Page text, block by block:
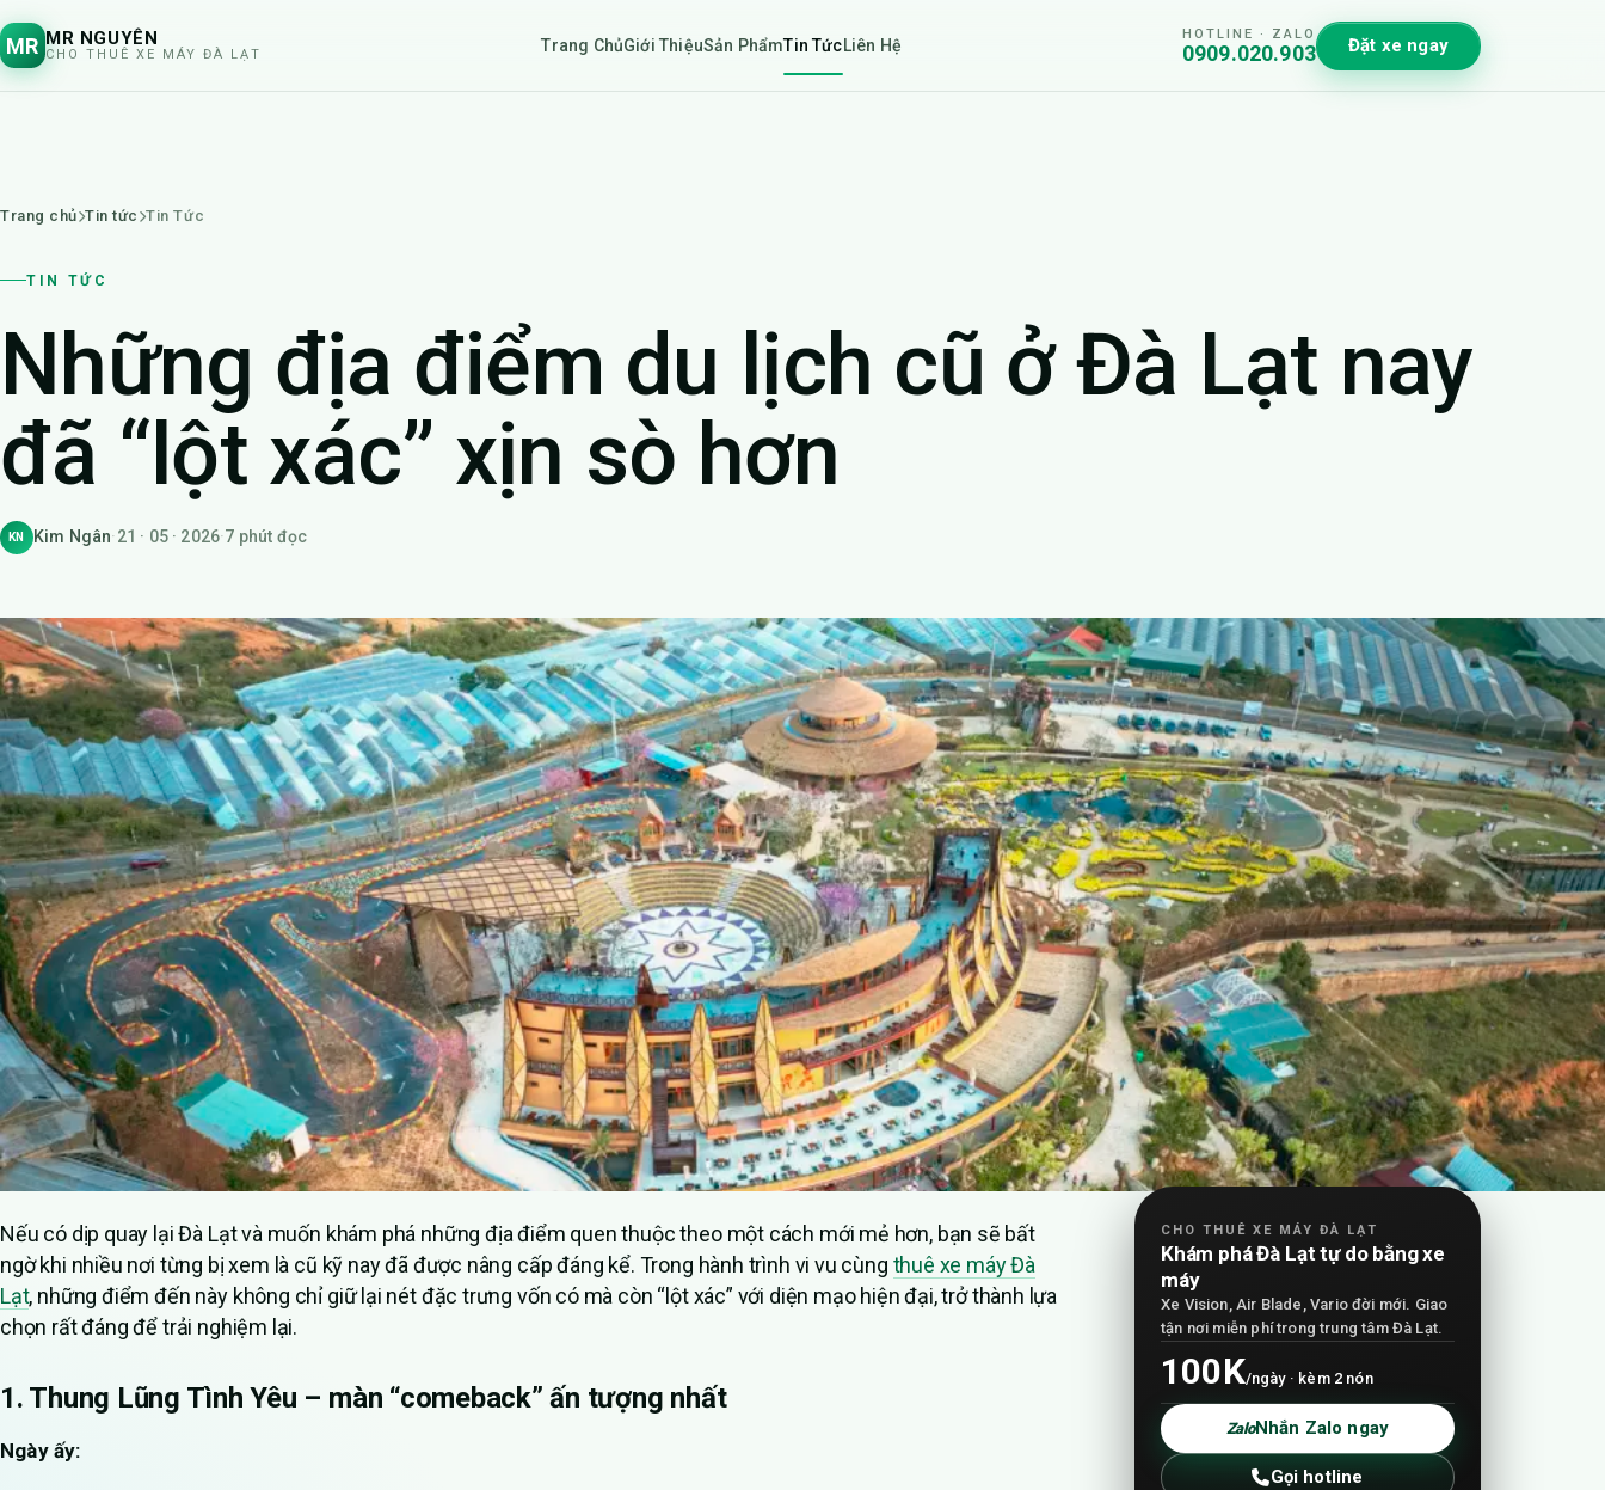
MR MR NGUYÊN
CHO THUÊ XE MÁY ĐÀ LẠT Trang ChủGiới ThiệuSản PhẩmTin TứcLiên Hệ
HOTLINE · ZALO
0909.020.903 Đặt xe ngay
Trang chủ Tin tức Tin Tức
TIN TỨC
Những địa điểm du lịch cũ ở Đà Lạt nay
đã “lột xác” xịn sò hơn
KN Kim Ngân·21 · 05 · 2026·7 phút đọc
Nếu có dịp quay lại Đà Lạt và muốn khám phá những địa điểm quen thuộc theo một cách mới mẻ hơn, bạn sẽ bất
ngờ khi nhiều nơi từng bị xem là cũ kỹ nay đã được nâng cấp đáng kể. Trong hành trình vi vu cùng thuê xe máy Đà
Lạt, những điểm đến này không chỉ giữ lại nét đặc trưng vốn có mà còn “lột xác” với diện mạo hiện đại, trở thành lựa
chọn rất đáng để trải nghiệm lại.
1. Thung Lũng Tình Yêu – màn “comeback” ấn tượng nhất
Ngày ấy:
CHO THUÊ XE MÁY ĐÀ LẠT
Khám phá Đà Lạt tự do bằng xe
máy
Xe Vision, Air Blade, Vario đời mới. Giao
tận nơi miễn phí trong trung tâm Đà Lạt.
100K/ngày · kèm 2 nón
ZaloNhắn Zalo ngay
Gọi hotline